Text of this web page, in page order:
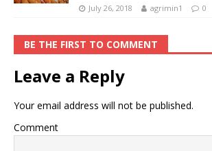
July 26, 2018 agrimin1 0
BE THE FIRST TO COMMENT
Leave a Reply
Your email address will not be published.
Comment